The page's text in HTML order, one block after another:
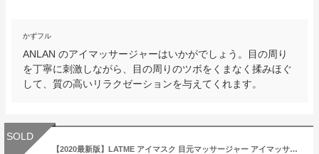
かずフル
ANLAN のアイマッサージャーはいかがでしょう。目の周り
を丁寧に刺激しながら、目の周りのツボをくまなく揉みほぐ
して、質の高いリラクゼーションを与えてくれます。
SOLD
【2020最新版】LATME アイマスク 目元マッサージャー アイマッサージ ほっとアイマスク 目元エステ アイウォーマー 温熱機能 振動機能 エア目元ケア USB充電 180度二つ折り 通気性 プレゼント ギフト 4つのモード